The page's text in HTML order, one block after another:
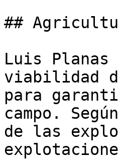
##
Luis
viabilidad
para
campo.
de las